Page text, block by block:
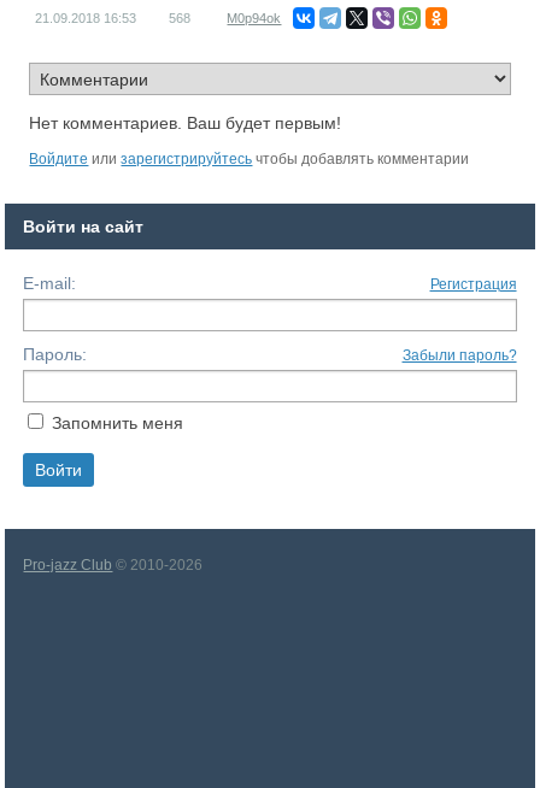
21.09.2018 16:53 568 M0p94ok
Нет комментариев. Ваш будет первым!
Войдите илизарегистрируйтесь чтобы добавлять комментарии
Войти на сайт
E-mail: Регистрация
Пароль: Забыли пароль?
Запомнить меня
Pro-jazz Club © 2010-2026